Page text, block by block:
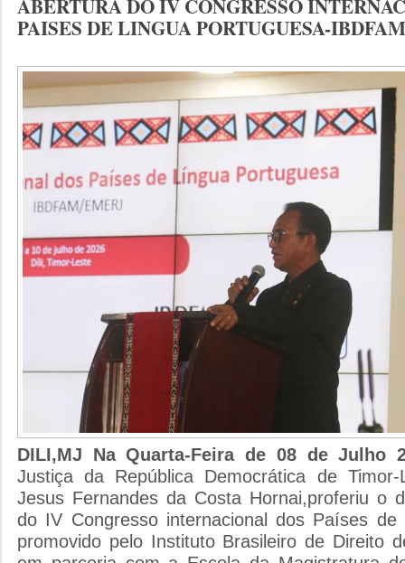
ABERTURA DO IV CONGRESSO
PAISES DE LINGUA PORTUGUESA-
DILI,MJ Na Quarta-Feira de 08 de Julho
Justiça da República Democrática de
Jesus Fernandes da Costa Hornai,proferiu o
do IV Congresso internacional dos Países de
promovido pelo Instituto Brasileiro de Direito